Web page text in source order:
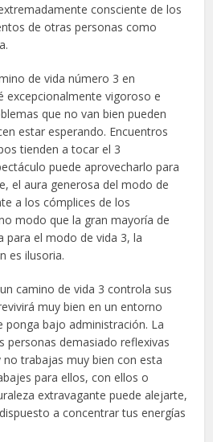
consciente de los
de otras personas como
de vida número 3 en
excepcionalmente vigoroso e
que no van bien pueden
estar esperando. Encuentros
tienden a tocar el 3
puede aprovecharlo para
el aura generosa del modo de
a los cómplices de los
modo que la gran mayoría de
para el modo de vida 3, la
es ilusoria.
camino de vida 3 controla sus
muy bien en un entorno
ponga bajo administración. La
personas demasiado reflexivas
trabajas muy bien con esta
para ellos, con ellos o
extravagante puede alejarte,
a concentrar tus energías